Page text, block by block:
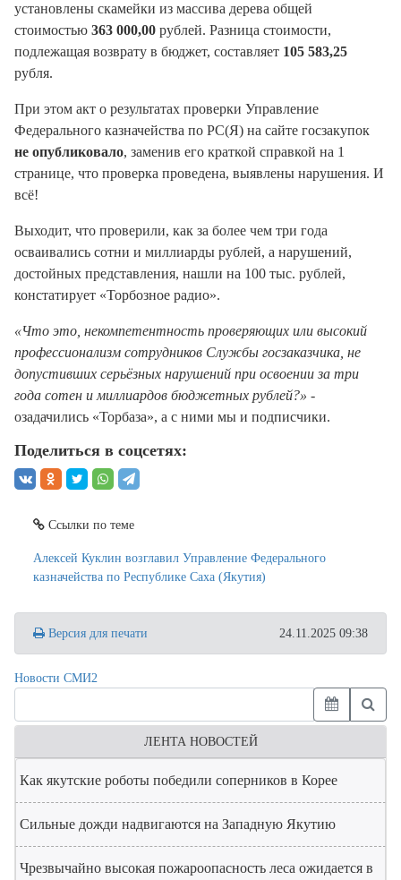
установлены скамейки из массива дерева общей
стоимостью 363 000,00 рублей. Разница стоимости,
подлежащая возврату в бюджет, составляет 105 583,25
рубля.
При этом акт о результатах проверки Управление
Федерального казначейства по РС(Я) на сайте госзакупок
не опубликовало, заменив его краткой справкой на 1
странице, что проверка проведена, выявлены нарушения. И
всё!
Выходит, что проверили, как за более чем три года
осваивались сотни и миллиарды рублей, а нарушений,
достойных представления, нашли на 100 тыс. рублей,
констатирует «Торбозное радио».
«Что это, некомпетентность проверяющих или высокий
профессионализм сотрудников Службы госзаказчика, не
допустивших серьёзных нарушений при освоении за три
года сотен и миллиардов бюджетных рублей?» -
озадачились «Торбаза», а с ними мы и подписчики.
Поделиться в соцсетях:
Ссылки по теме
Алексей Куклин возглавил Управление Федерального
казначейства по Республике Саха (Якутия)
Версия для печати 24.11.2025 09:38
Новости СМИ2
ЛЕНТА НОВОСТЕЙ
Как якутские роботы победили соперников в Корее
Сильные дожди надвигаются на Западную Якутию
Чрезвычайно высокая пожароопасность леса ожидается в